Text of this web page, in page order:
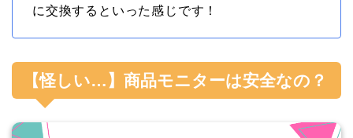
に交換するといった感じです！
【怪しい…】商品モニターは安全なの？